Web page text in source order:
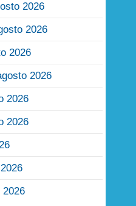
2026
2026
2026
2026
2026
2026
2026